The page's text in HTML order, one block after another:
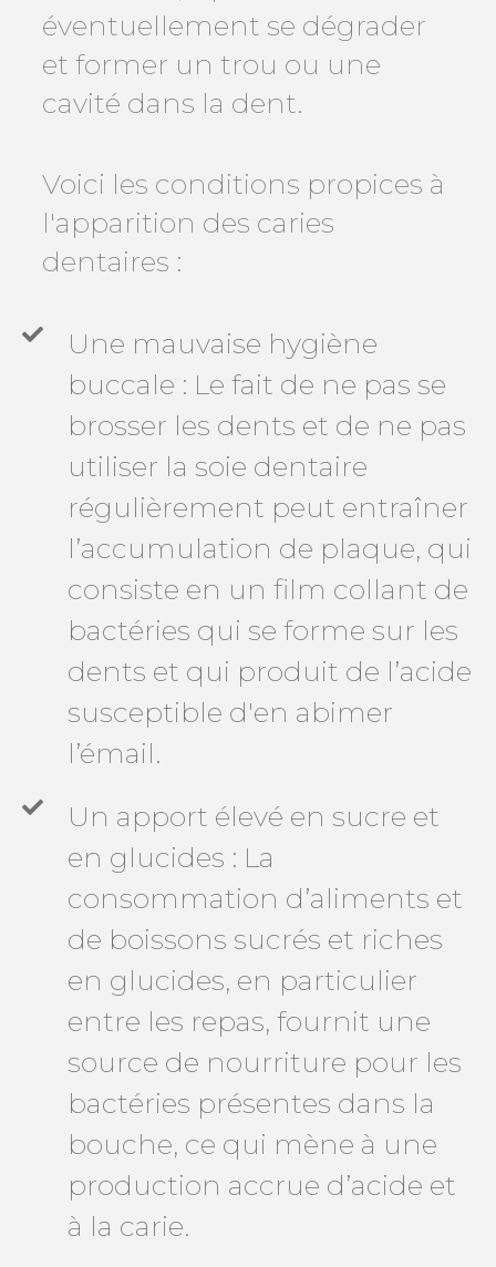
éventuellement se dégrader
et former un trou ou une
cavité dans la dent.
Voici les conditions propices à
l'apparition des caries
dentaires :
Une mauvaise hygiène
buccale : Le fait de ne pas se
brosser les dents et de ne pas
utiliser la soie dentaire
régulièrement peut entraîner
l’accumulation de plaque, qui
consiste en un film collant de
bactéries qui se forme sur les
dents et qui produit de l’acide
susceptible d'en abimer
l’émail.
Un apport élevé en sucre et
en glucides : La
consommation d’aliments et
de boissons sucrés et riches
en glucides, en particulier
entre les repas, fournit une
source de nourriture pour les
bactéries présentes dans la
bouche, ce qui mène à une
production accrue d’acide et
à la carie.